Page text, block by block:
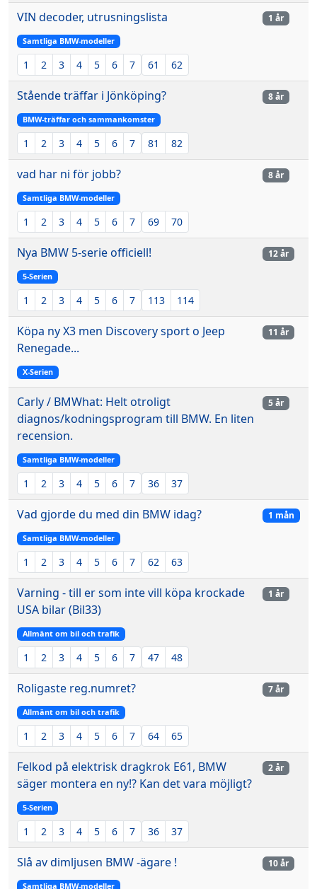
VIN decoder, utrusningslista
Samtliga BMW-modeller
1 2 3 4 5 6 7 61 62
1 år
Stående träffar i Jönköping?
BMW-träffar och sammankomster
1 2 3 4 5 6 7 81 82
8 år
vad har ni för jobb?
Samtliga BMW-modeller
1 2 3 4 5 6 7 69 70
8 år
Nya BMW 5-serie officiell!
5-Serien
1 2 3 4 5 6 7 113 114
12 år
Köpa ny X3 men Discovery sport o Jeep
Renegade...
X-Serien
11 år
Carly / BMWhat: Helt otroligt
diagnos/kodningsprogram till BMW. En liten
recension.
Samtliga BMW-modeller
1 2 3 4 5 6 7 36 37
5 år
Vad gjorde du med din BMW idag?
Samtliga BMW-modeller
1 2 3 4 5 6 7 62 63
1 mån
Varning - till er som inte vill köpa krockade
USA bilar (Bil33)
Allmänt om bil och trafik
1 2 3 4 5 6 7 47 48
1 år
Roligaste reg.numret?
Allmänt om bil och trafik
1 2 3 4 5 6 7 64 65
7 år
Felkod på elektrisk dragkrok E61, BMW
säger montera en ny!? Kan det vara möjligt?
5-Serien
1 2 3 4 5 6 7 36 37
2 år
Slå av dimljusen BMW -ägare !
Samtliga BMW-modeller
10 år